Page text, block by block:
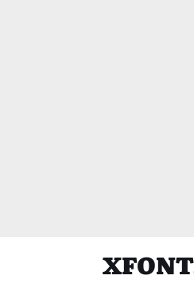
XFONT